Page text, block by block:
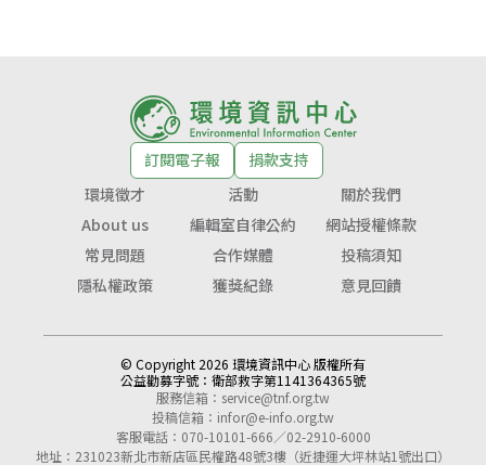
訂閱電子報
捐款支持
環境徵才
活動
關於我們
About us
編輯室自律公約
網站授權條款
常見問題
合作媒體
投稿須知
隱私權政策
獲獎紀錄 意見回饋
© Copyright 2026 環境資訊中心 版權所有
公益勸募字號： 衛部救字第1141364365號
服務信箱： service@tnf.org.tw
投稿信箱： infor@e-info.org.tw
客服電話：070-10101-666／02-2910-6000
地址：231023新北市新店區民權路48號3樓（近捷運大坪林站1號出口）